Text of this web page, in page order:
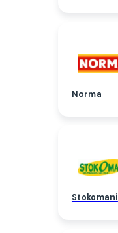
Norma
Stokomani